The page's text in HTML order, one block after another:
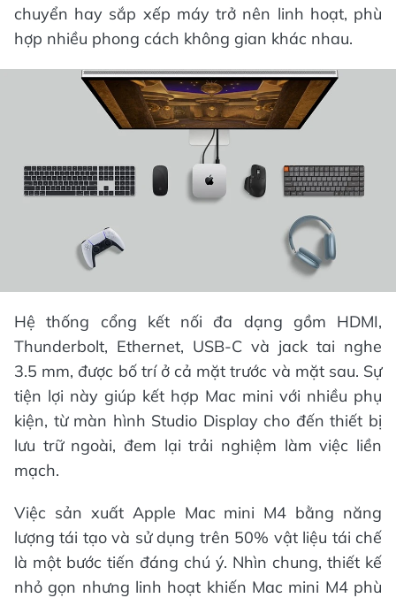
chuyển hay sắp xếp máy trở nên linh hoạt, phù
hợp nhiều phong cách không gian khác nhau.
Hệ thống cổng kết nối đa dạng gồm HDMI,
Thunderbolt, Ethernet, USB-C và jack tai nghe
3.5 mm, được bố trí ở cả mặt trước và mặt sau. Sự
tiện lợi này giúp kết hợp Mac mini với nhiều phụ
kiện, từ màn hình Studio Display cho đến thiết bị
lưu trữ ngoài, đem lại trải nghiệm làm việc liền
mạch.
Việc sản xuất Apple Mac mini M4 bằng năng
lượng tái tạo và sử dụng trên 50% vật liệu tái chế
là một bước tiến đáng chú ý. Nhìn chung, thiết kế
nhỏ gọn nhưng linh hoạt khiến Mac mini M4 phù